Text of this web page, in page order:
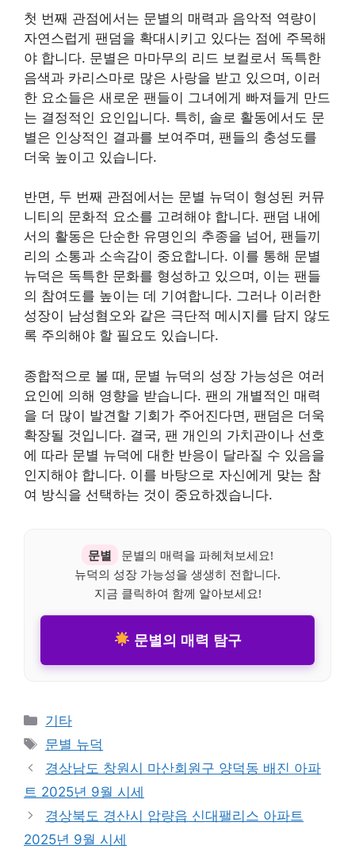
첫 번째 관점에서는 문별의 매력과 음악적 역량이
자연스럽게 팬덤을 확대시키고 있다는 점에 주목해
야 합니다. 문별은 마마무의 리드 보컬로서 독특한
음색과 카리스마로 많은 사랑을 받고 있으며, 이러
한 요소들은 새로운 팬들이 그녀에게 빠져들게 만드
는 결정적인 요인입니다. 특히, 솔로 활동에서도 문
별은 인상적인 결과를 보여주며, 팬들의 충성도를
더욱 높이고 있습니다.
반면, 두 번째 관점에서는 문별 뉴덕이 형성된 커뮤
니티의 문화적 요소를 고려해야 합니다. 팬덤 내에
서의 활동은 단순한 유명인의 추종을 넘어, 팬들끼
리의 소통과 소속감이 중요합니다. 이를 통해 문별
뉴덕은 독특한 문화를 형성하고 있으며, 이는 팬들
의 참여도를 높이는 데 기여합니다. 그러나 이러한
성장이 남성혐오와 같은 극단적 메시지를 담지 않도
록 주의해야 할 필요도 있습니다.
종합적으로 볼 때, 문별 뉴덕의 성장 가능성은 여러
요인에 의해 영향을 받습니다. 팬의 개별적인 매력
을 더 많이 발견할 기회가 주어진다면, 팬덤은 더욱
확장될 것입니다. 결국, 팬 개인의 가치관이나 선호
에 따라 문별 뉴덕에 대한 반응이 달라질 수 있음을
인지해야 합니다. 이를 바탕으로 자신에게 맞는 참
여 방식을 선택하는 것이 중요하겠습니다.
문별
문별의 매력을 파헤쳐보세요!
뉴덕의 성장 가능성을 생생히 전합니다.
지금 클릭하여 함께 알아보세요!
문별의 매력 탐구
Categories
기타
Tags
문별 뉴덕
경상남도 창원시 마산회원구 양덕동 배진 아파
트 2025년 9월 시세
경상북도 경산시 압량읍 신대팰리스 아파트
2025년 9월 시세